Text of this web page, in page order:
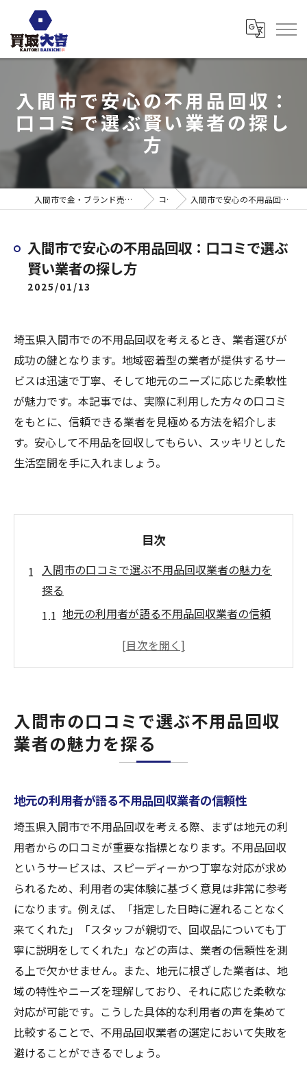
入間市で安心の不用品回収：
口コミで選ぶ賢い業者の探し
方
入間市で金・ブランド売るなら買取大吉 ウエスタ武蔵藤沢店 コラム 入間市で安心の不用品回収：口コミで選ぶ賢い業者の探し方
入間市で安心の不用品回収：口コミで選ぶ
賢い業者の探し方
2025/01/13
埼玉県入間市での不用品回収を考えるとき、業者選びが
成功の鍵となります。地域密着型の業者が提供するサー
ビスは迅速で丁寧、そして地元のニーズに応じた柔軟性
が魅力です。本記事では、実際に利用した方々の口コミ
をもとに、信頼できる業者を見極める方法を紹介しま
す。安心して不用品を回収してもらい、スッキリとした
生活空間を手に入れましょう。
目次
入間市の口コミで選ぶ不用品回収業者の魅力を
探る
地元の利用者が語る不用品回収業者の信頼
口コミから見る不用品回収のサービス品質
不用品回収業者の口コミが示す安心ポイン
ト
安心の不用品回収を提供する入間市の地域密着
地域密着業者が提供する安心サービスとは
入間市の不用品回収業者が地元で支持され
る理由
地域のニーズに応える不用品回収業者の特
徴
不用品回収で大切な地域密着型のサービス
入間市で安心して任せられる不用品回収業
者を探す方法
地域密着型業者が実現する柔軟な不用品回
収
不用品回収を成功させるための口コミ活用法と
入間市の口コミで選ぶ不用品回収
業者の魅力を探る
地元の利用者が語る不用品回収業者の信頼性
埼玉県入間市で不用品回収を考える際、まずは地元の利
用者からの口コミが重要な指標となります。不用品回収
というサービスは、スピーディーかつ丁寧な対応が求め
られるため、利用者の実体験に基づく意見は非常に参考
になります。例えば、「指定した日時に遅れることなく
来てくれた」「スタッフが親切で、回収品についても丁
寧に説明をしてくれた」などの声は、業者の信頼性を測
る上で欠かせません。また、地元に根ざした業者は、地
域の特性やニーズを理解しており、それに応じた柔軟な
対応が可能です。こうした具体的な利用者の声を集めて
比較することで、不用品回収業者の選定において失敗を
避けることができるでしょう。